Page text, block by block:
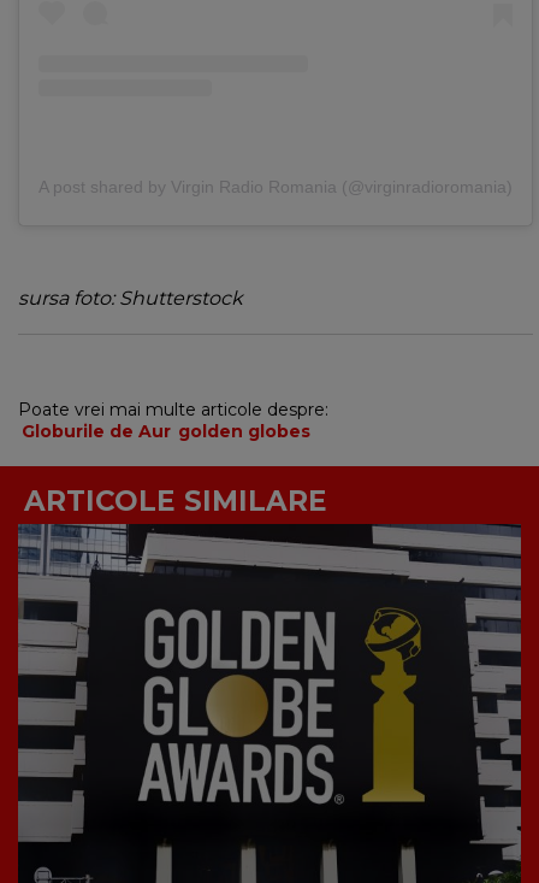
A post shared by Virgin Radio Romania (@virginradioromania)
sursa foto: Shutterstock
Poate vrei mai multe articole despre:
Globurile de Aur golden globes
ARTICOLE SIMILARE